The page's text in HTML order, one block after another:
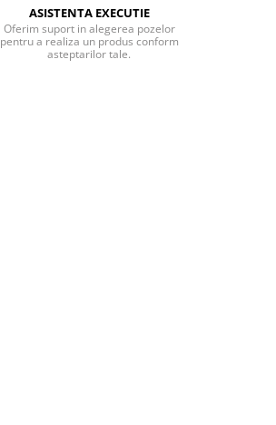
ASISTENTA EXECUTIE
Oferim suport in alegerea pozelor
pentru a realiza un produs conform
asteptarilor tale.